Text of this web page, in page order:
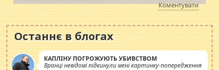
Коментувати
Останнє в блогах
КАПЛІНУ ПОГРОЖУЮТЬ УБИВСТВОМ
Вранці невідомі підкинули мені картинку-попередження